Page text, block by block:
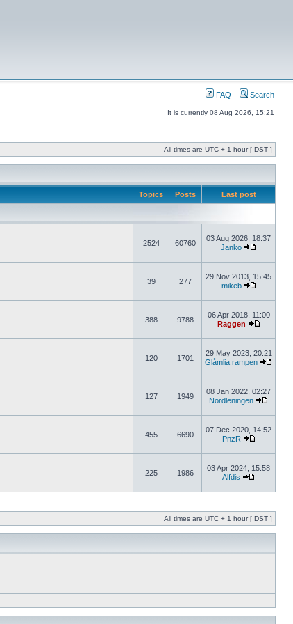
FAQ Search
It is currently 08 Aug 2026, 15:21
All times are UTC + 1 hour [ DST ]
Topics Posts Last post
2524 60760
03 Aug 2026, 18:37
Janko
39 277
29 Nov 2013, 15:45
mikeb
388 9788
06 Apr 2018, 11:00
Raggen
120 1701
29 May 2023, 20:21
Glåmlia rampen
127 1949
08 Jan 2022, 02:27
Nordleningen
455 6690
07 Dec 2020, 14:52
PnzR
225 1986
03 Apr 2024, 15:58
Alfdis
All times are UTC + 1 hour [ DST ]